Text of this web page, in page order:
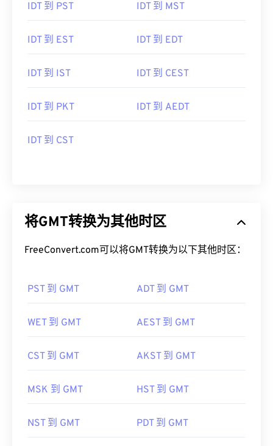
IDT 到 PST IDT 到 MST
IDT 到 EST IDT 到 EDT
IDT 到 IST IDT 到 CEST
IDT 到 PKT IDT 到 AEDT
IDT 到 CST
将GMT转换为其他时区
FreeConvert.com可以将GMT转换为以下其他时区：
PST 到 GMT ADT 到 GMT
WET 到 GMT AEST 到 GMT
CST 到 GMT AKST 到 GMT
MSK 到 GMT HST 到 GMT
NST 到 GMT PDT 到 GMT